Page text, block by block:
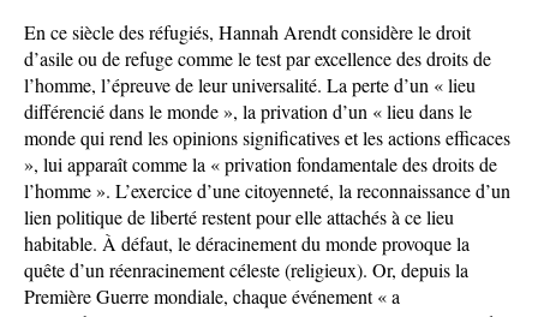
En ce siècle des réfugiés, Hannah Arendt considère le droit
d’asile ou de refuge comme le test par excellence des droits de
l’homme, l’épreuve de leur universalité. La perte d’un « lieu
différencié dans le monde », la privation d’un « lieu dans le
monde qui rend les opinions significatives et les actions efficaces
», lui apparaît comme la « privation fondamentale des droits de
l’homme ». L’exercice d’une citoyenneté, la reconnaissance d’un
lien politique de liberté restent pour elle attachés à ce lieu
habitable. À défaut, le déracinement du monde provoque la
quête d’un réenracinement céleste (religieux). Or, depuis la
Première Guerre mondiale, chaque événement « a